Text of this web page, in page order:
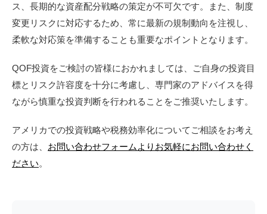
ス、長期的な資産配分戦略の策定が不可欠です。また、制度
変更リスクに対応するため、常に最新の規制動向を注視し、
柔軟な対応策を準備することも重要なポイントとなります。
QOF投資をご検討の皆様におかれましては、ご自身の投資目
標とリスク許容度を十分に考慮し、専門家のアドバイスを得
ながら慎重な投資判断を行われることをご推奨いたします。
アメリカでの投資戦略や税務効率化についてご相談をお考え
の方は、 お問い合わせフォームよりお気軽にお問い合わせく
ださい。